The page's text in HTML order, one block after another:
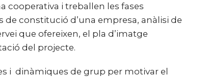
cooperativa i treballen les fases
constitució d’una empresa, anàlisi de
que ofereixen, el pla d’imatge
del projecte.
i dinàmiques de grup per motivar el